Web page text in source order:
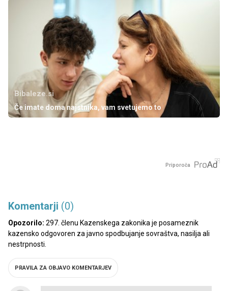
Bibaleze.si
Če imate doma najstnika, vam svetujemo to
Priporoča
Komentarji (0)
Opozorilo: 297. členu Kazenskega zakonika je posameznik
kazensko odgovoren za javno spodbujanje sovraštva, nasilja ali
nestrpnosti.
PRAVILA ZA OBJAVO KOMENTARJEV